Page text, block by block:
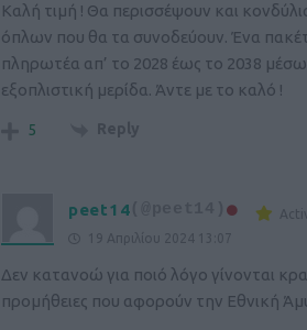
Καλή τιμή ! Θα περισσέψουν και
όπλων που θα τα συνοδεύουν. Ένα
πληρωτέα απ’ το 2028 έως το 2038 μέσω
εξοπλιστική μερίδα. Άντε με το καλό !
5 Reply
peet14
19 Απριλίου 2024 13:07
Δεν κατανοώ για ποιό λόγο γίνονται
προμήθειες που αφορούν την Εθνική